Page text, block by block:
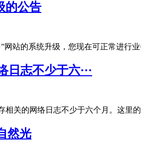
的公告
站的系统升级，您现在可正常进行
志不少于六···
关的网络日志不少于六个月。这里
然光